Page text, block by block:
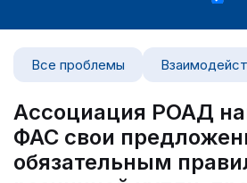
Все проблемы
Ассоциация РОАД
ФАС свои
обязательным